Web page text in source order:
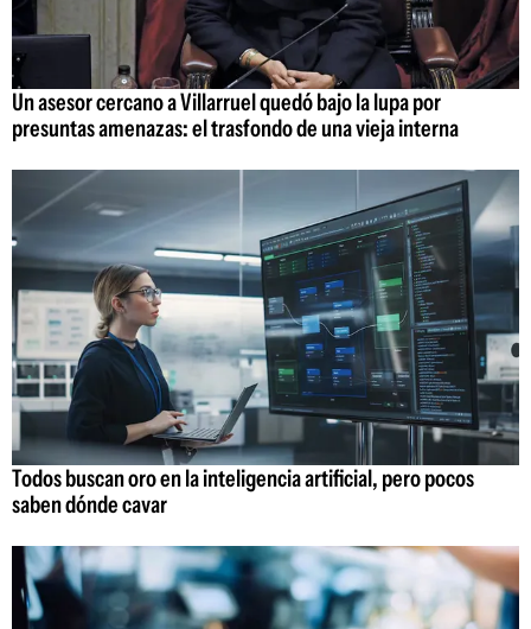
Un asesor cercano a Villarruel quedó bajo la lupa por
presuntas amenazas: el trasfondo de una vieja interna
Todos buscan oro en la inteligencia artificial, pero pocos
saben dónde cavar